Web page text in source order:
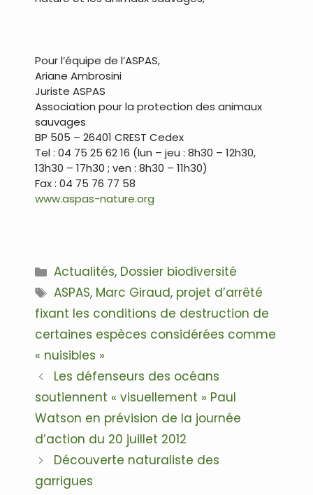
Pour l’équipe de l’ASPAS,
Ariane Ambrosini
Juriste ASPAS
Association pour la protection des animaux
sauvages
BP 505 – 26401 CREST Cedex
Tel : 04 75 25 62 16 (lun – jeu : 8h30 – 12h30,
13h30 – 17h30 ; ven : 8h30 – 11h30)
Fax : 04 75 76 77 58
www.aspas-nature.org
Catégories
Actualités, Dossier biodiversité
Étiquettes
ASPAS, Marc Giraud, projet d’arrêté
fixant les conditions de destruction de
certaines espèces considérées comme
« nuisibles »
Navigation
des
Les défenseurs des océans
soutiennent « visuellement » Paul
Watson en prévision de la journée
d’action du 20 juillet 2012
Découverte naturaliste des
garrigues